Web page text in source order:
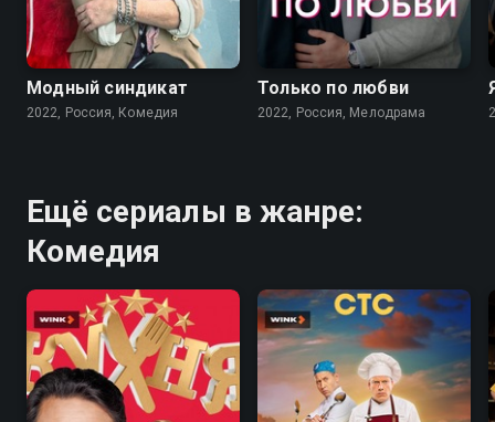
7.6
Модный синдикат
2022, Россия, Комедия
Только по любви
2022, Россия, Мелодрама
Ещё сериалы в жанре:
Комедия